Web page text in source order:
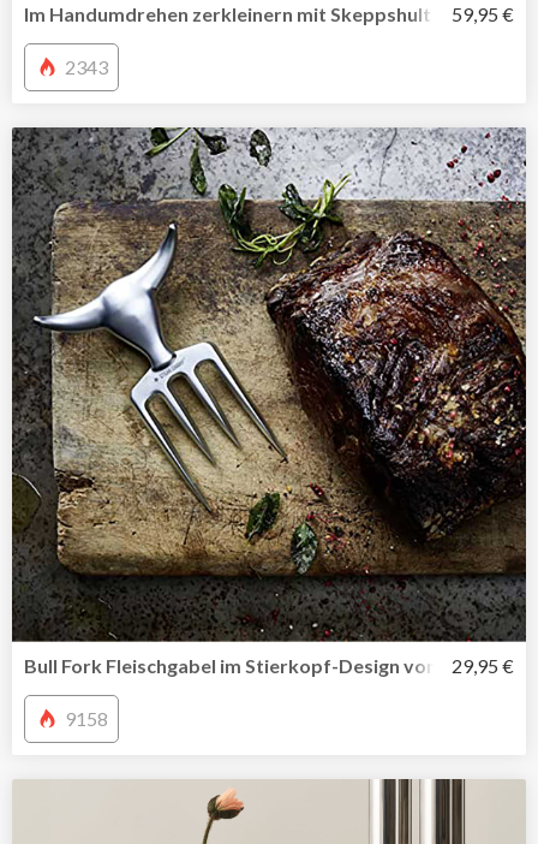
Im Handumdrehen zerkleinern mit Skeppshult 59,95 €
2343
Bull Fork Fleischgabel im Stierkopf-Design von 29,95 €
9158